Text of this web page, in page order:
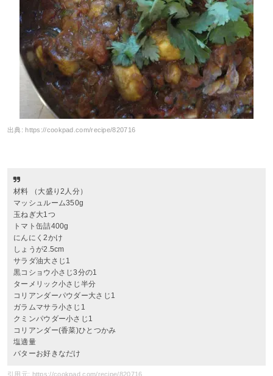
出典: https://cookpad.com/recipe/820716
材料 （大盛り2人分）
マッシュルーム350g
玉ねぎ大1つ
トマト缶詰400g
にんにく2かけ
しょうが2.5cm
サラダ油大さじ1
黒コショウ小さじ3分の1
ターメリック小さじ半分
コリアンダーパウダー大さじ1
ガラムマサラ小さじ1
クミンパウダー小さじ1
コリアンダー(香菜)ひとつかみ
塩適量
バターお好きなだけ
引用元: https://cookpad.com/recipe/820716